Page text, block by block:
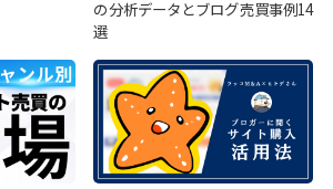
の分析データとブログ売買事例14
選